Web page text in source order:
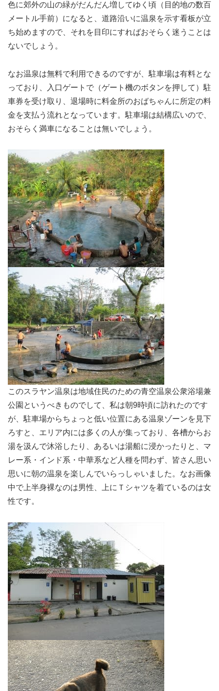
色に郊外の山の緑がだんだん増してゆく頃（目的地の数百
メートル手前）になると、道路沿いに温泉を示す看板が立
ち始めますので、それを目印にすればおそらく迷うことは
ないでしょう。
なお温泉は無料で利用できるのですが、駐車場は有料とな
っており、入口ゲートで（ゲート機のボタンを押して）駐
車券を受け取り、退場時に料金所のおばちゃんに所定の料
金を支払う流れとなっています。駐車場は結構広いので、
おそらく満車になることは無いでしょう。
このスラヤン温泉は地域住民のための青空温泉公衆浴場兼
公園というべきものでして、私は朝9時頃に訪れたのです
が、駐車場からちょっと低い位置にある温泉ゾーンを見下
ろすと、エリア内には多くの人が集っており、各槽からお
湯を汲んで沐浴したり、あるいは湯船に浸かったりと、マ
レー系・インド系・中華系など人種を問わず、皆さん思い
思いに朝の温泉を楽しんでいらっしゃいました。なお画像
中で上半身裸なのは男性、上にＴシャツを着ているのは女
性です。